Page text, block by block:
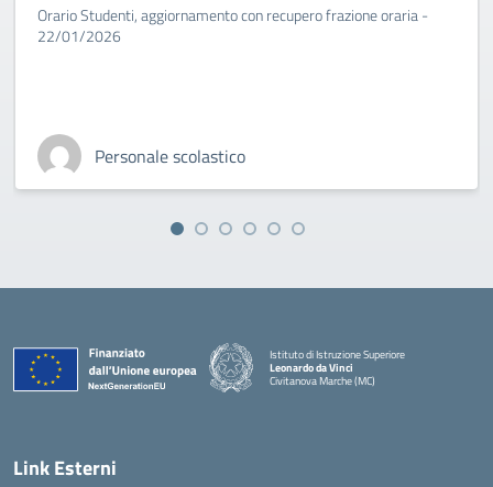
Orario Studenti, aggiornamento con recupero frazione oraria -
22/01/2026
Personale scolastico
Istituto di Istruzione Superiore
Leonardo da Vinci
Civitanova Marche (MC)
Link Esterni